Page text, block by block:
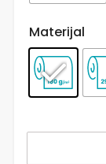
Materijal